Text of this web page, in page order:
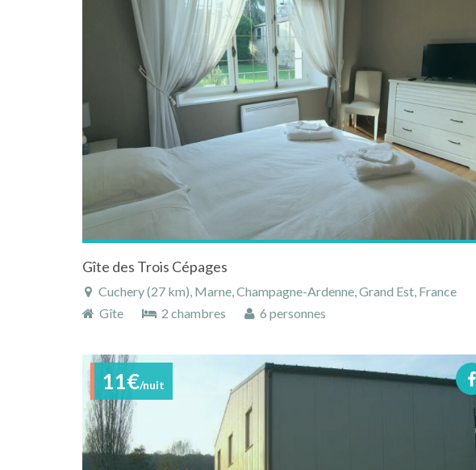
Gîte des Trois Cépages
Cuchery (27 km), Marne, Champagne-Ardenne, Grand Est, France
Gîte
2 chambres 6 personnes
11€/nuit